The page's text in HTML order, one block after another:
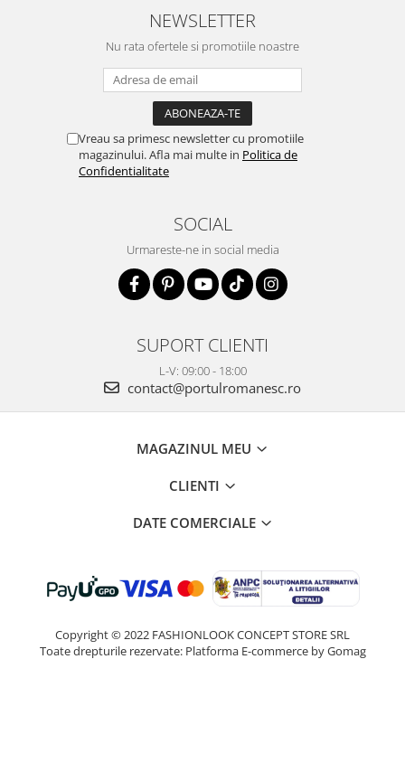
NEWSLETTER
Nu rata ofertele si promotiile noastre
Vreau sa primesc newsletter cu promotiile
magazinului. Afla mai multe in Politica de
Confidentialitate
SOCIAL
Urmareste-ne in social media
SUPORT CLIENTI
L-V: 09:00 - 18:00
contact@portulromanesc.ro
MAGAZINUL MEU
CLIENTI
DATE COMERCIALE
Copyright © 2022 FASHIONLOOK CONCEPT STORE SRL
Toate drepturile rezervate: Platforma E-commerce by Gomag